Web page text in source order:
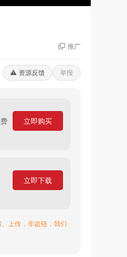
推广
⚠️ 资源反馈 举报
立即购买
立即下载
上传，非盗链，我们